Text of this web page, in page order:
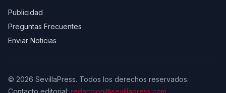
Publicidad
Preguntas Frecuentes
Enviar Noticias
© 2026 SevillaPress. Todos los derechos reservados.
Contacto editorial: redaccion@sevillapress.com